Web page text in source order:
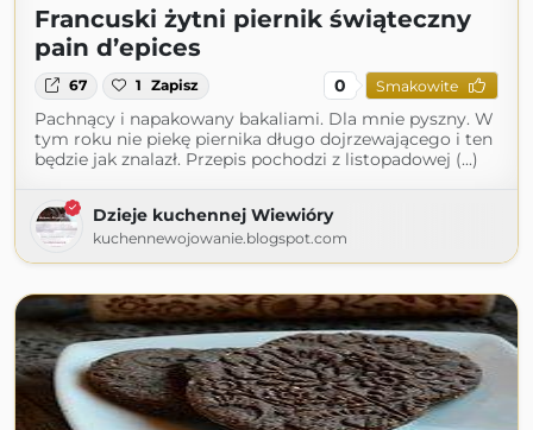
Francuski żytni piernik świąteczny
pain d’epices
67 1 Zapisz 0 Smakowite
Pachnący i napakowany bakaliami. Dla mnie pyszny. W
tym roku nie piekę piernika długo dojrzewającego i ten
będzie jak znalazł. Przepis pochodzi z listopadowej (...)
Dzieje kuchennej Wiewióry
kuchennewojowanie.blogspot.com